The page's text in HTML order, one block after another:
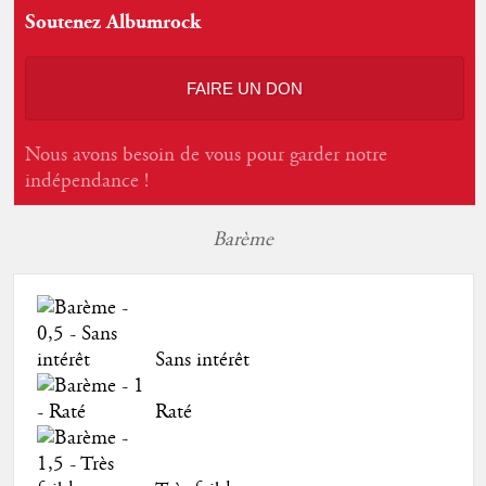
Soutenez Albumrock
FAIRE UN DON
Nous avons besoin de vous pour garder notre
indépendance !
Barème
Sans intérêt
Raté